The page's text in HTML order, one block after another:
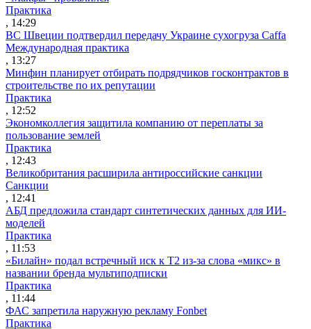
Практика
, 14:29
ВС Швеции подтвердил передачу Украине сухогруза Caffa
Международная практика
, 13:27
Минфин планирует отбирать подрядчиков госконтрактов в
строительстве по их репутации
Практика
, 12:52
Экономколлегия защитила компанию от переплаты за
пользование землей
Практика
, 12:43
Великобритания расширила антироссийские санкции
Санкции
, 12:41
АБД предложила стандарт синтетических данных для ИИ-
моделей
Практика
, 11:53
«Билайн» подал встречный иск к Т2 из-за слова «микс» в
названии бренда мультиподписки
Практика
, 11:44
ФАС запретила наружную рекламу Fonbet
Практика